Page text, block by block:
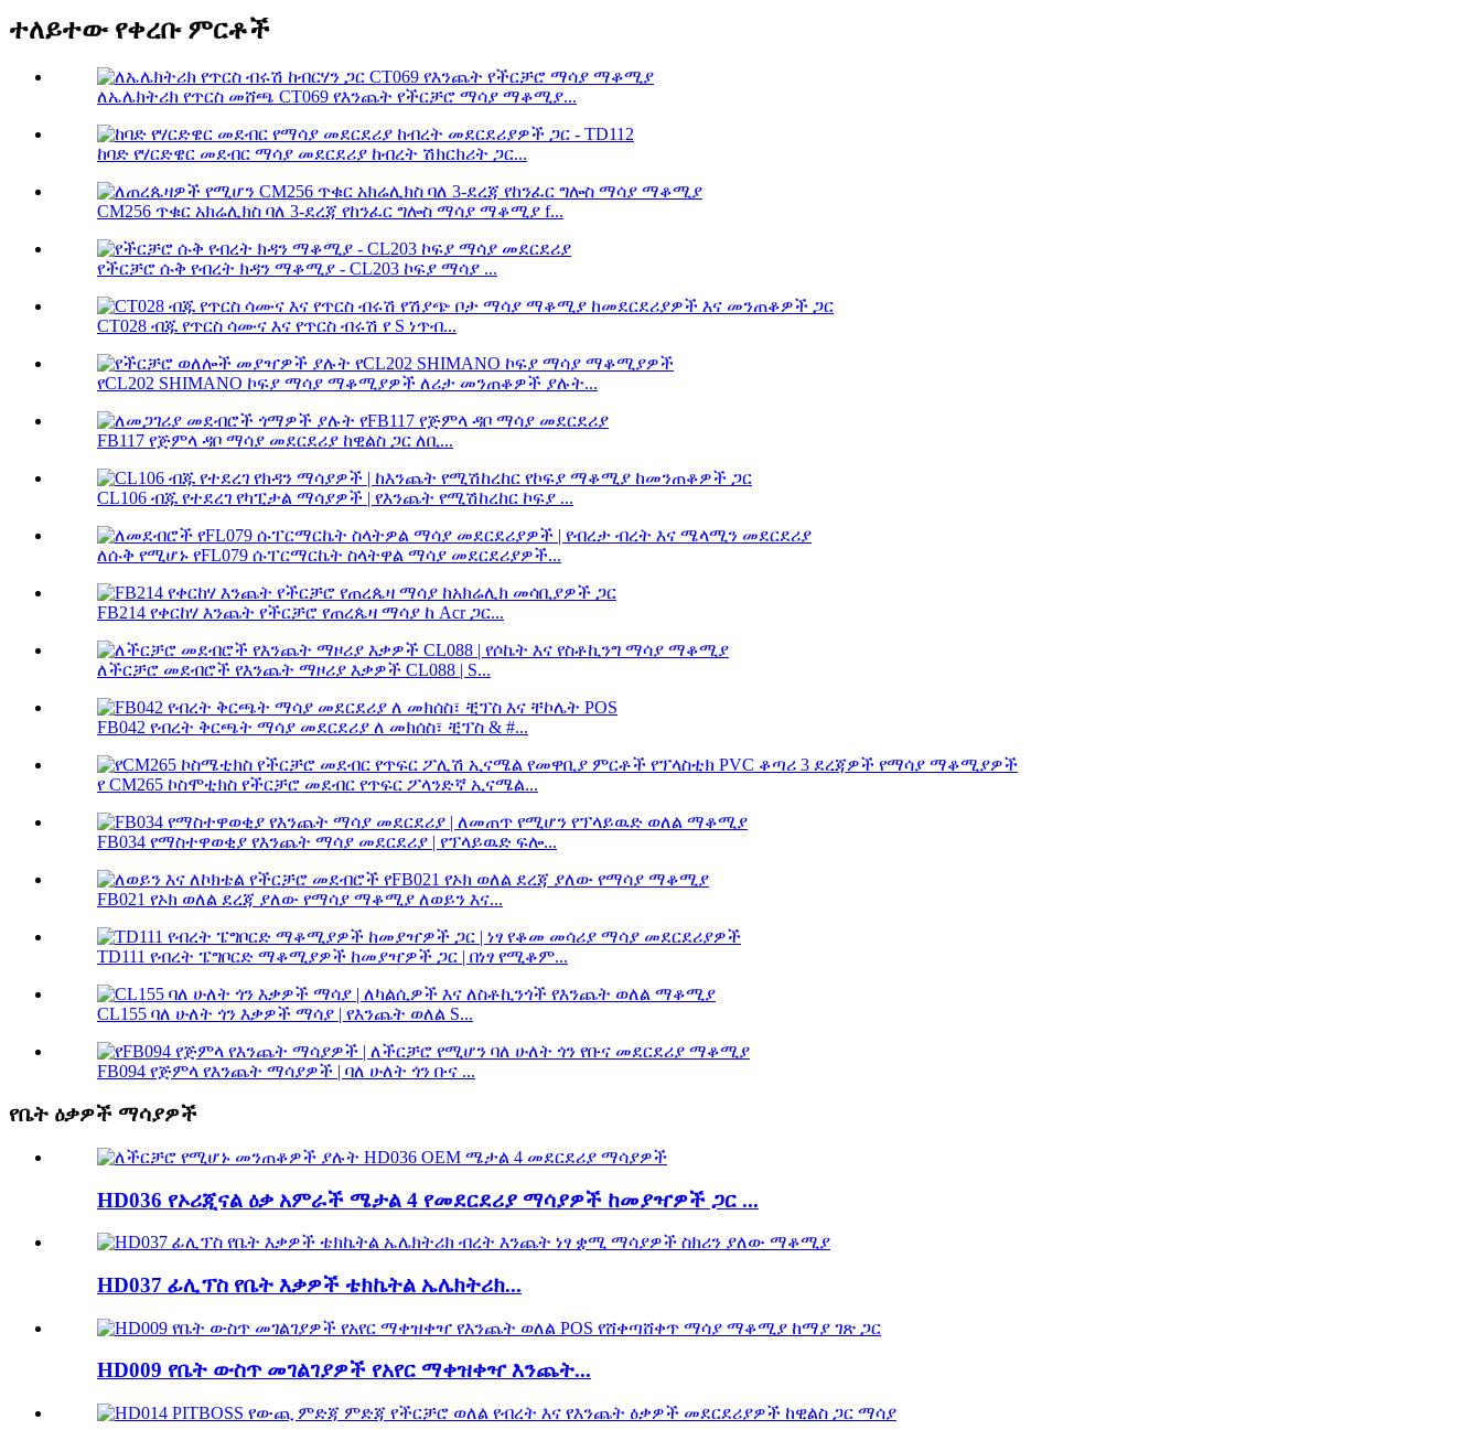
ተለይተው የቀረቡ ምርቶች
ለኤሌክትሪክ የጥርስ መሸጫ CT069 የእንጨት የችርቻሮ ማሳያ ማቆሚያ...
ከባድ የሃርድዌር መደብር ማሳያ መደርደሪያ ከብረት ሽክርክሪት ጋር...
CM256 ጥቁር አክሬሊክስ ባለ 3-ደረጃ የከንፈር ግሎስ ማሳያ ማቆሚያ f...
የችርቻሮ ሱቅ የብረት ክዳን ማቆሚያ - CL203 ኮፍያ ማሳያ ...
CT028 ብጁ የጥርስ ሳሙና እና የጥርስ ብሩሽ የ S ነጥብ...
የCL202 SHIMANO ኮፍያ ማሳያ ማቆሚያዎች ለሪታ መንጠቆዎች ያሉት...
FB117 የጅምላ ዳቦ ማሳያ መደርደሪያ ከዊልስ ጋር ለቢ...
CL106 ብጁ የተደረገ የካፒታል ማሳያዎች | የእንጨት የሚሽከረከር ኮፍያ ...
ለሱቅ የሚሆኑ የFL079 ሱፐርማርኬት ስላትዋል ማሳያ መደርደሪያዎች...
FB214 የቀርከሃ እንጨት የችርቻሮ የጠረጴዛ ማሳያ ከ Acr ጋር...
ለችርቻሮ መደብሮች የእንጨት ማዞሪያ እቃዎች CL088 | S...
FB042 የብረት ቅርጫት ማሳያ መደርደሪያ ለ መክሰስ፣ ቺፕስ & #...
የ CM265 ኮስሞቲክስ የችርቻሮ መደብር የጥፍር ፖላንድኛ ኢናሜል...
FB034 የማስተዋወቂያ የእንጨት ማሳያ መደርደሪያ | የፕላይዉድ ፍሎ...
FB021 የኦክ ወለል ደረጃ ያለው የማሳያ ማቆሚያ ለወይን እና...
TD111 የብረት ፔግቦርድ ማቆሚያዎች ከመያዣዎች ጋር | በነፃ የሚቆም...
CL155 ባለ ሁለት ጎን እቃዎች ማሳያ | የእንጨት ወለል S...
FB094 የጅምላ የእንጨት ማሳያዎች | ባለ ሁለት ጎን ቡና ...
የቤት ዕቃዎች ማሳያዎች
HD036 የኦሪጂናል ዕቃ አምራች ሜታል 4 የመደርደሪያ ማሳያዎች ከመያዣዎች ጋር ...
HD037 ፊሊፕስ የቤት እቃዎች ቴክኬትል ኤሌክትሪክ...
HD009 የቤት ውስጥ መገልገያዎች የአየር ማቀዝቀዣ እንጨት...